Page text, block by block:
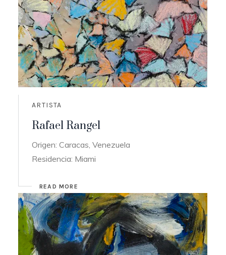
ARTISTA
Rafael Rangel
Origen: Caracas, Venezuela
Residencia: Miami
READ MORE